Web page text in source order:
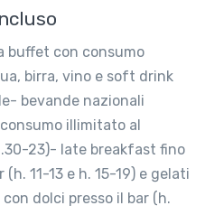
buffet con consumo
birra, vino e soft drink
bevande nazionali
illimitato al
23)- late breakfast fino
11-13 e h. 15-19) e gelati
dolci presso il bar (h.